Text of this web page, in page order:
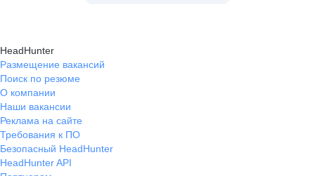
HeadHunter
Размещение вакансий
Поиск по резюме
О компании
Наши вакансии
Реклама на сайте
Требования к ПО
Безопасный HeadHunter
HeadHunter API